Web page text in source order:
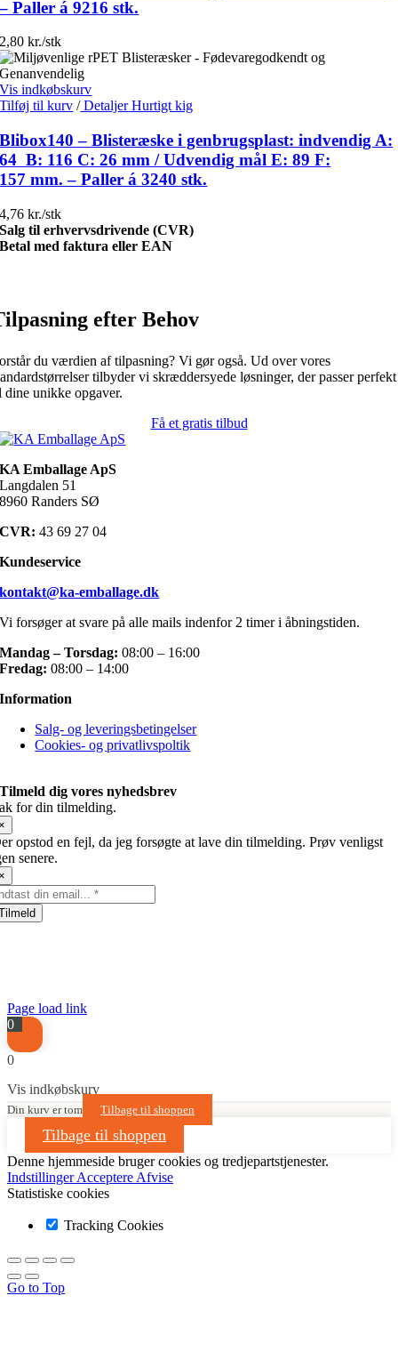
– Paller á 9216 stk.
2,80 kr./stk
Vis indkøbskurv
Tilføj til kurv /DetaljerHurtigt kig
Blibox140 – Blisteræske i genbrugsplast: indvendig A:
64 B: 116 C: 26 mm / Udvendig mål E: 89 F:
157 mm. – Paller á 3240 stk.
4,76 kr./stk
Salg til erhvervsdrivende (CVR)
Betal med faktura eller EAN
efter Behov
du værdien af tilpasning? Vi gør også. Ud over vores
tilbyder vi skræddersyede løsninger, der passer perfekt
dine unikke opgaver.
Få et gratis tilbud
KA Emballage ApS
Langdalen 51
8960 Randers SØ
CVR: 43 69 27 04
Kundeservice
kontakt@ka-emballage.dk
Vi forsøger at svare på alle mails indenfor 2 timer i åbningstiden.
Mandag – Torsdag: 08:00 – 16:00
Fredag: 08:00 – 14:00
Information
Salg- og leveringsbetingelser
Cookies- og privatlivspoltik
Tilmeld dig vores nyhedsbrev
for din tilmelding.
opstod en fejl, da jeg forsøgte at lave din tilmelding. Prøv venligst
senere.
Page load link
0
0
Vis indkøbskurv
Din kurv er tom Tilbage til shoppen
Tilbage til shoppen
Denne hjemmeside bruger cookies og tredjepartstjenester.
IndstillingerAcceptere Afvise
Statistiske cookies
Tracking Cookies
Go to Top